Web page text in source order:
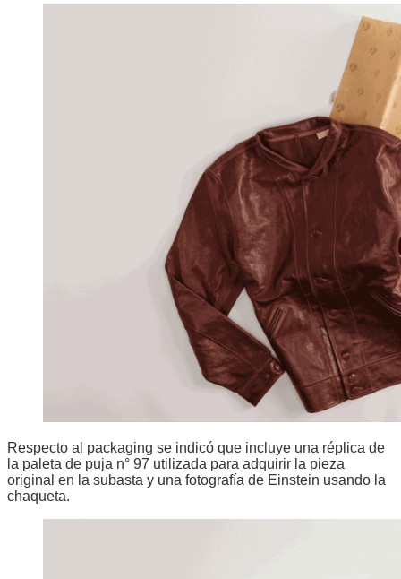
Respecto al packaging se indicó que incluye una réplica de
la paleta de puja n° 97 utilizada para adquirir la pieza
original en la subasta y una fotografía de Einstein usando la
chaqueta.